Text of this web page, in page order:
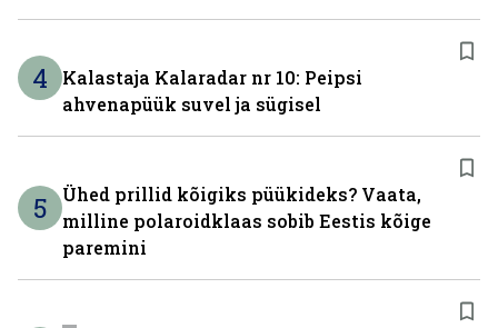
4
Kalastaja Kalaradar nr 10: Peipsi
ahvenapüük suvel ja sügisel
5
Ühed prillid kõigiks püükideks? Vaata,
milline polaroidklaas sobib Eestis kõige
paremini